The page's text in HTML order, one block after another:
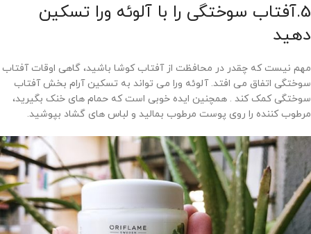
5.آفتاب سوختگی را با آلوئه ورا تسکین
دهید
مهم نیست که چقدر در محافظت از آفتاب کوشا باشید، گاهی اوقات آفتاب
سوختگی اتفاق می افتد. آلوئه ورا می تواند به تسکین آرام بخش آفتاب
سوختگی کمک کند . همچنین ایده خوبی است که حمام های خنک بگیرید،
مرطوب کننده را روی پوست مرطوب بمالید و لباس های گشاد بپوشید.